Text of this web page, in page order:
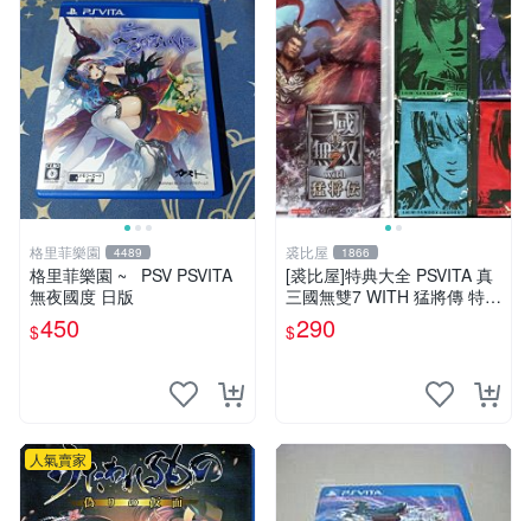
格里菲樂園 4489
格里菲樂園 ~ PSV PSVITA
無夜國度 日版
$450
裘比屋 1866
[裘比屋]特典大全 PSVITA 真
三國無雙7 WITH 猛將傳 特典
~桌曆+夾鏈袋+手機袋4入
$290
人氣賣家